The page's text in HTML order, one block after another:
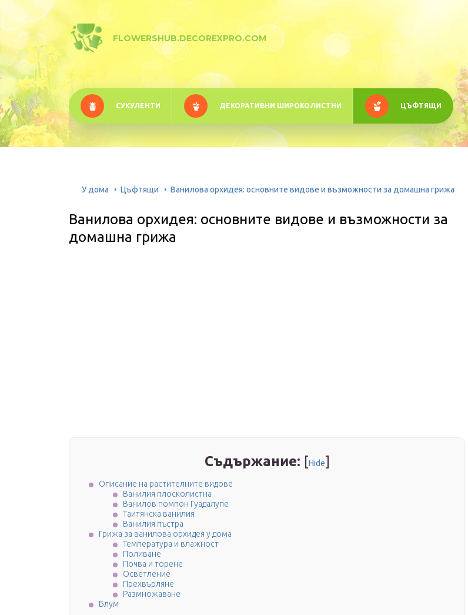
FLOWERSHUB.DECOREXPRO.COM
СУКУЛЕНТИ ДЕКОРАТИВНИ ШИРОКОЛИСТНИ ЦЪФТЯЩИ
У дома Цъфтящи Ванилова орхидея: основните видове и възможности за домашна грижа
Ванилова орхидея: основните видове и възможности за
домашна грижа
Съдържание: [Hide]
Описание на растителните видове
Ванилия плосколистна
Ванилов помпон Гуадалупе
Таитянска ванилия
Ванилия пъстра
Грижа за ванилова орхидея у дома
Температура и влажност
Поливане
Почва и торене
Осветление
Прехвърляне
Размножаване
Блум